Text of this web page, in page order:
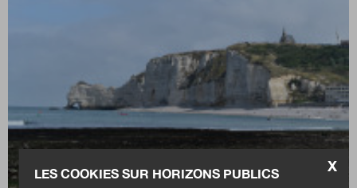
X
LES COOKIES SUR HORIZONS PUBLICS